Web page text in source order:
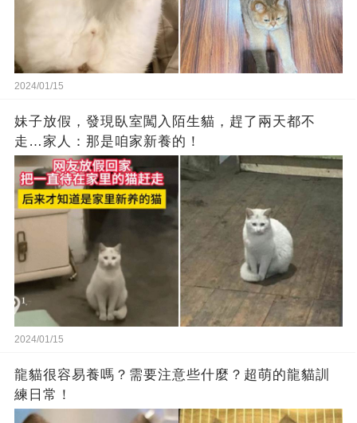
2024/01/15
妹子放假，發現臥室闖入陌生貓，趕了兩天都不
走…家人：那是咱家新養的！
2024/01/15
龍貓很容易養嗎？需要注意些什麼？超萌的龍貓訓
練日常！